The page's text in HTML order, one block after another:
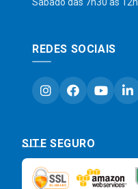
REDES SOCIAIS
SITE SEGURO